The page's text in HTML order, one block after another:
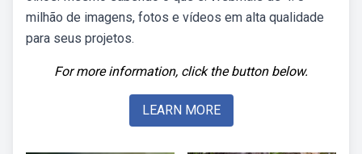
milhão de imagens, fotos e vídeos em alta qualidade
para seus projetos.
For more information, click the button below.
LEARN MORE